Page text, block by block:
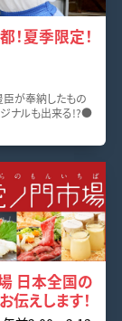
夏季限定！
が奉納したもの
ナルも出来る!?●
日本全国の
伝えします！